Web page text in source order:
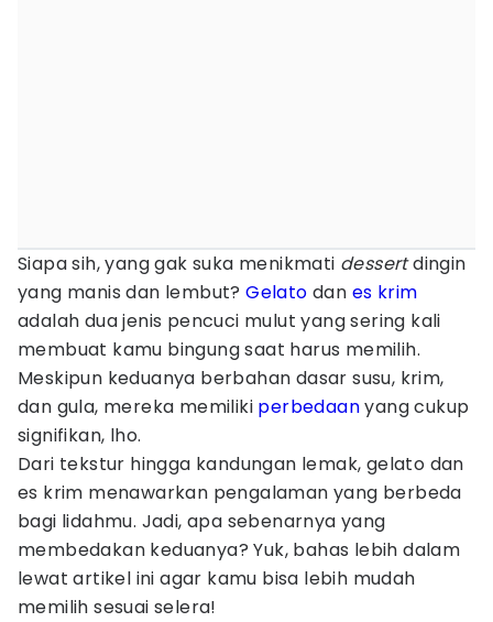
Siapa sih, yang gak suka menikmati dessertdingin
yang manis dan lembut?Gelato dan es krim
adalah dua jenis pencuci mulut yang sering kali
membuat kamu bingung saat harus memilih.
Meskipun keduanya berbahan dasar susu, krim,
dan gula, mereka memiliki perbedaanyang cukup
signifikan, lho.
Dari tekstur hingga kandungan lemak, gelato dan
es krim menawarkan pengalaman yang berbeda
bagi lidahmu. Jadi, apa sebenarnya yang
membedakan keduanya? Yuk, bahas lebih dalam
lewat artikel ini agar kamu bisa lebih mudah
memilih sesuai selera!